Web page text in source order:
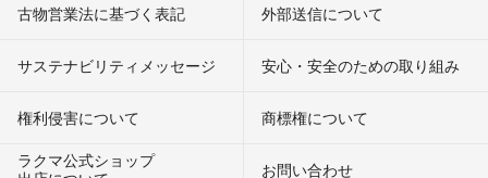
古物営業法に基づく表記 外部送信について
サステナビリティメッセージ 安心・安全のための取り組み
権利侵害について
商標権について
ラクマ公式ショップ
お問い合わせ